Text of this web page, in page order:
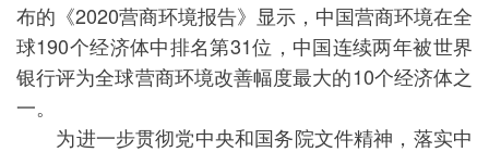
布的《2020营商环境报告》显示，中国营商环境在全
球190个经济体中排名第31位，中国连续两年被世界
银行评为全球营商环境改善幅度最大的10个经济体之
一。
为进一步贯彻党中央和国务院文件精神，落实中